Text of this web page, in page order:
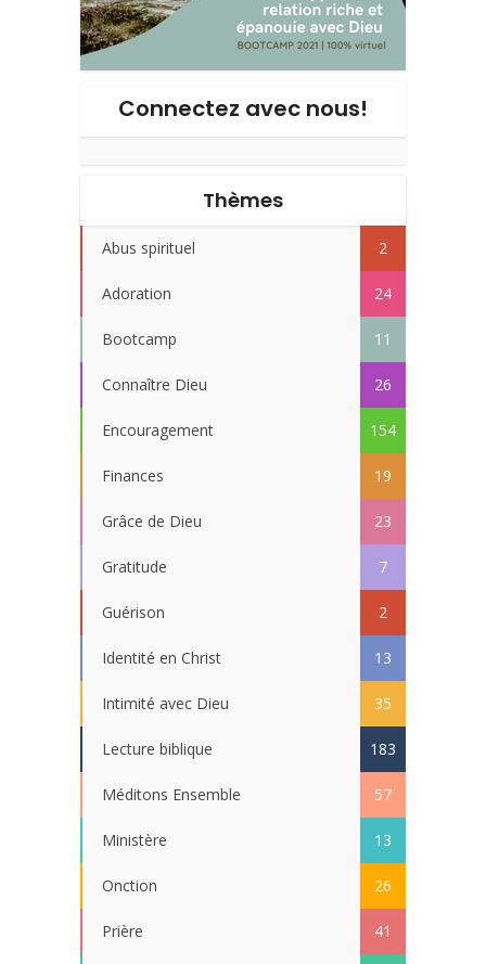
Connectez avec nous!
Thèmes
Abus spirituel 2
Adoration 24
Bootcamp 11
Connaître Dieu 26
Encouragement 154
Finances 19
Grâce de Dieu 23
Gratitude 7
Guérison 2
Identité en Christ 13
Intimité avec Dieu 35
Lecture biblique 183
Méditons Ensemble 57
Ministère 13
Onction 26
Prière 41